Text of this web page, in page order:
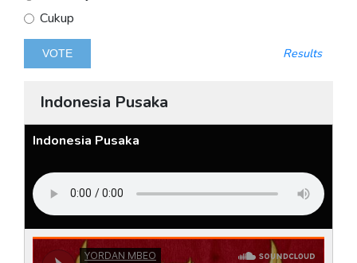
Cukup
Results
Indonesia Pusaka
Indonesia Pusaka